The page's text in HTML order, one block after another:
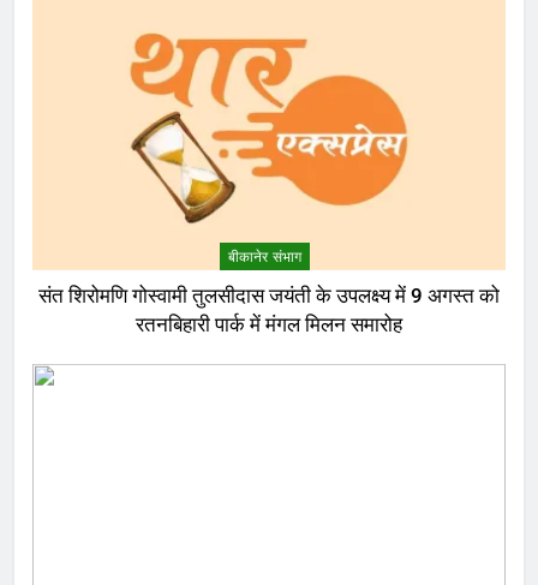
बीकानेर संभाग
संत शिरोमणि गोस्वामी तुलसीदास जयंती के उपलक्ष्य में 9 अगस्त को
रतनबिहारी पार्क में मंगल मिलन समारोह